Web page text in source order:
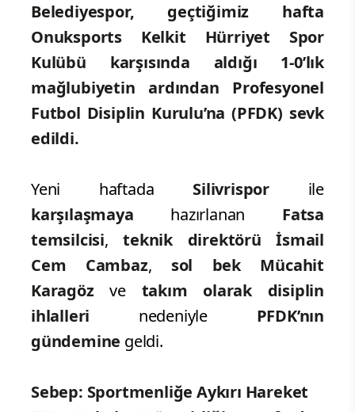
Belediyespor, geçtiğimiz hafta
Onuksports Kelkit Hürriyet Spor
Kulübü karşısında aldığı 1-0’lık
mağlubiyetin ardından Profesyonel
Futbol Disiplin Kurulu’na (PFDK) sevk
edildi.
Yeni haftada Silivrispor ile
karşılaşmaya hazırlanan Fatsa
temsilcisi,teknik direktörü İsmail
Cem Cambaz, sol bek Mücahit
Karagözve takım olarak disiplin
ihlalleri nedeniyle PFDK’nın
gündemine geldi.
Sebep: Sportmenliğe Aykırı Hareket